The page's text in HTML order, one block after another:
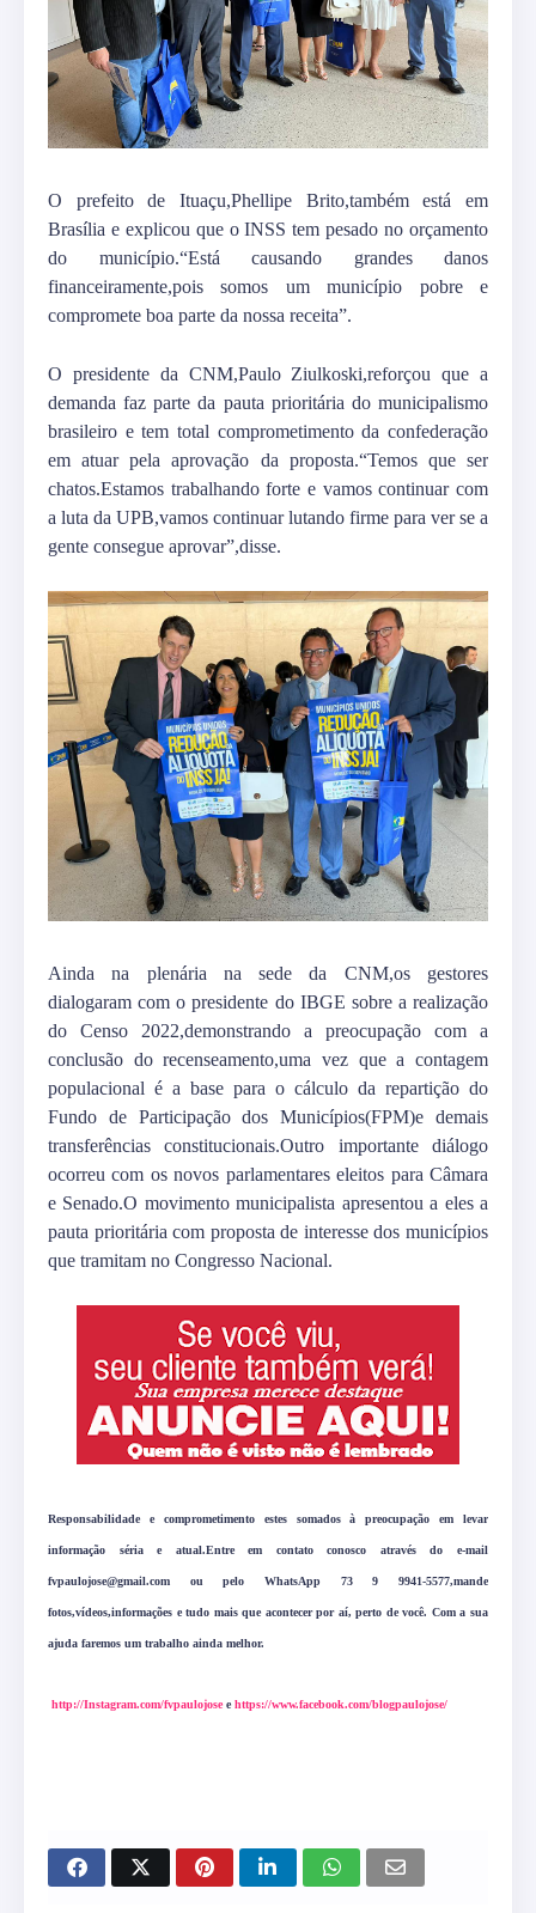
O prefeito de Ituaçu,Phellipe Brito,também está em
Brasília e explicou que o INSS tem pesado no orçamento
do município.“Está causando grandes danos
financeiramente,pois somos um município pobre e
compromete boa parte da nossa receita”.
O presidente da CNM,Paulo Ziulkoski,reforçou que a
demanda faz parte da pauta prioritária do municipalismo
brasileiro e tem total comprometimento da confederação
em atuar pela aprovação da proposta.“Temos que ser
chatos.Estamos trabalhando forte e vamos continuar com
a luta da UPB,vamos continuar lutando firme para ver se a
gente consegue aprovar”,disse.
Ainda na plenária na sede da CNM,os gestores
dialogaram com o presidente do IBGE sobre a realização
do Censo 2022,demonstrando a preocupação com a
conclusão do recenseamento,uma vez que a contagem
populacional é a base para o cálculo da repartição do
Fundo de Participação dos Municípios(FPM)e demais
transferências constitucionais.Outro importante diálogo
ocorreu com os novos parlamentares eleitos para Câmara
e Senado.O movimento municipalista apresentou a eles a
pauta prioritária com proposta de interesse dos municípios
que tramitam no Congresso Nacional.
Responsabilidade e comprometimento estes somados à preocupação em levar
informação séria e atual.Entre em contato conosco através do e-mail
fvpaulojose@gmail.com ou pelo WhatsApp 73 9 9941-5577,mande
fotos,vídeos,informações e tudo mais que acontecer por aí, perto de você. Com a sua
ajuda faremos um trabalho ainda melhor.
http://Instagram.com/fvpaulojosee https://www.facebook.com/blogpaulojose/